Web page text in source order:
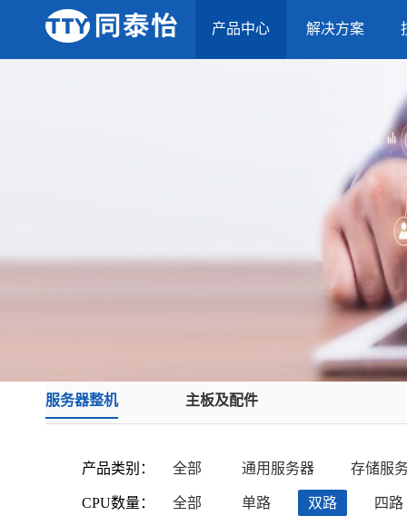
产品中心 解决方案
服务器整机 主板及配件
产品类别：
CPU数量：
全部 通用服务器 存储服
全部 单路 双路 四路